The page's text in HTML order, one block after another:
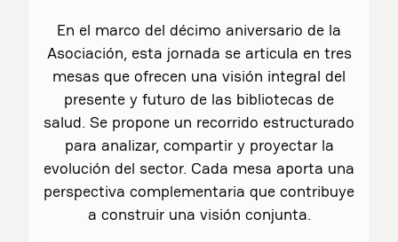
En el marco del décimo aniversario de la
Asociación, esta jornada se articula en tres
mesas que ofrecen una visión integral del
presente y futuro de las bibliotecas de
salud. Se propone un recorrido estructurado
para analizar, compartir y proyectar la
evolución del sector. Cada mesa aporta una
perspectiva complementaria que contribuye
a construir una visión conjunta.